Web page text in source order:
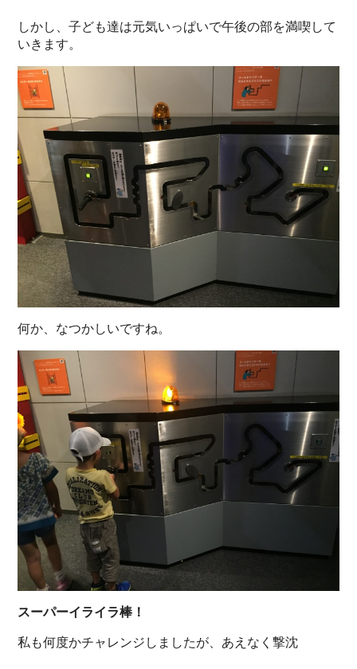
しかし、子ども達は元気いっぱいで午後の部を満喫して
いきます。
何か、なつかしいですね。
スーパーイライラ棒！
私も何度かチャレンジしましたが、あえなく撃沈